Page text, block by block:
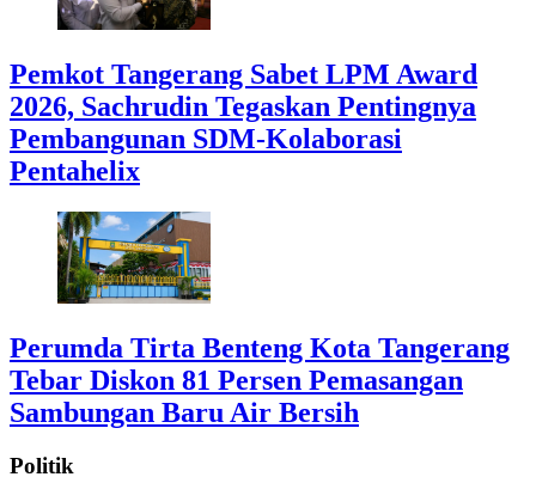
Pemkot Tangerang Sabet LPM Award
2026, Sachrudin Tegaskan Pentingnya
Pembangunan SDM-Kolaborasi
Pentahelix
Perumda Tirta Benteng Kota Tangerang
Tebar Diskon 81 Persen Pemasangan
Sambungan Baru Air Bersih
Politik